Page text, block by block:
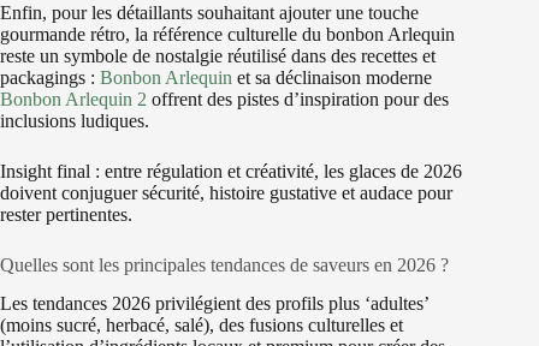
Enfin, pour les détaillants souhaitant ajouter une touche
gourmande rétro, la référence culturelle du bonbon Arlequin
reste un symbole de nostalgie réutilisé dans des recettes et
packagings : Bonbon Arlequin et sa déclinaison moderne
Bonbon Arlequin 2 offrent des pistes d’inspiration pour des
inclusions ludiques.
Insight final : entre régulation et créativité, les glaces de 2026
doivent conjuguer sécurité, histoire gustative et audace pour
rester pertinentes.
Quelles sont les principales tendances de saveurs en 2026 ?
Les tendances 2026 privilégient des profils plus ‘adultes’
(moins sucré, herbacé, salé), des fusions culturelles et